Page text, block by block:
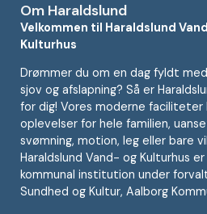
Om Haraldslund
Velkommen til Haraldslund
Kulturhus
Drømmer du om en dag fyldt
sjov og afslapning? Så er
for dig! Vores moderne faciliteter
oplevelser for hele familien,
svømning, motion, leg eller bare
Haraldslund Vand- og Kulturhus er
kommunal institution under
Sundhed og Kultur, Aalborg